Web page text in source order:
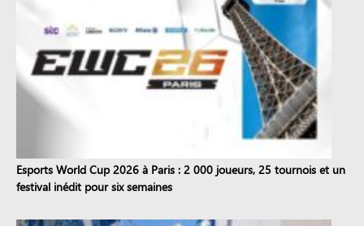
Esports World Cup 2026 à Paris : 2 000 joueurs, 25 tournois et un
festival inédit pour six semaines